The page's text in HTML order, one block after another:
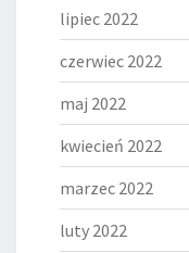
lipiec 2022
czerwiec 2022
maj 2022
kwiecień 2022
marzec 2022
luty 2022